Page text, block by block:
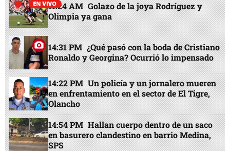
11:24 AM Golazo de la joya Rodríguez y
Olimpia ya gana
14:31 PM ¿Qué pasó con la boda de Cristiano
Ronaldo y Georgina? Ocurrió lo impensado
14:22 PM Un policía y un jornalero mueren
en enfrentamiento en el sector de El Tigre,
Olancho
14:54 PM Hallan cuerpo dentro de un saco
en basurero clandestino en barrio Medina,
SPS